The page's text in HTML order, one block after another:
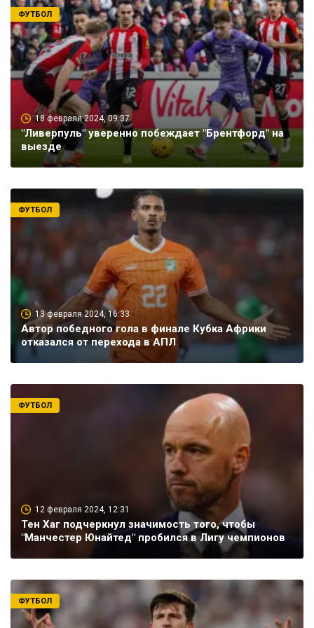
18 февраля 2024, 09:37
"Ливерпуль" уверенно побеждает "Брентфорд" на
выезде
ФУТБОЛ
13 февраля 2024, 16:33
Автор победного гола в финале Кубка Африки
отказался от перехода в АПЛ
ФУТБОЛ
12 февраля 2024, 12:31
Тен Хаг подчеркнул значимость того, чтобы
"Манчестер Юнайтед" пробился в Лигу чемпионов
ФУТБОЛ
ФУТБОЛ